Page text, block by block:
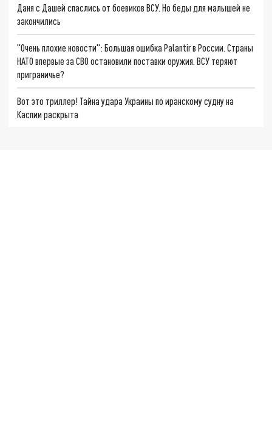
Даня с Дашей спаслись от боевиков ВСУ. Но беды для малышей не
закончились
"Очень плохие новости": Большая ошибка Palantir в России. Страны
НАТО впервые за СВО остановили поставки оружия. ВСУ теряют
приграничье?
Вот это триллер! Тайна удара Украины по иранскому судну на
Каспии раскрыта